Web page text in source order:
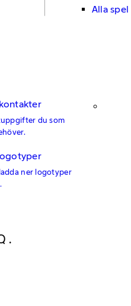
Alla spel
du som
ner logotyper
.